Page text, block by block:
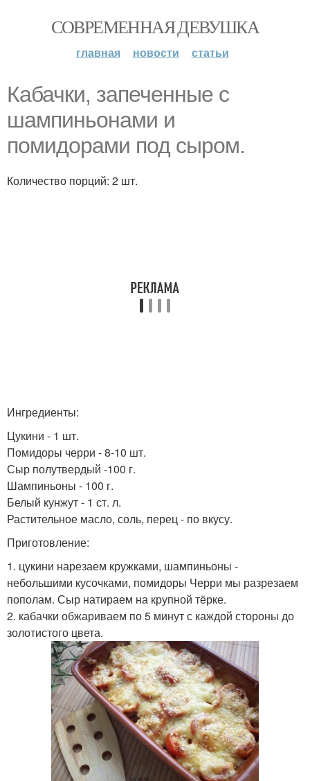
СОВРЕМЕННАЯ ДЕВУШКА
главная новости статьи
Кабачки, запеченные с
шампиньонами и
помидорами под сыром.
Количество порций: 2 шт.
Ингредиенты:
Цукини - 1 шт.
Помидоры черри - 8-10 шт.
Сыр полутвердый -100 г.
Шампиньоны - 100 г.
Белый кунжут - 1 ст. л.
Растительное масло, соль, перец - по вкусу.
Приготовление:
1. цукини нарезаем кружками, шампиньоны -
небольшими кусочками, помидоры Черри мы разрезаем
пополам. Сыр натираем на крупной тёрке.
2. кабачки обжариваем по 5 минут с каждой стороны до
золотистого цвета.